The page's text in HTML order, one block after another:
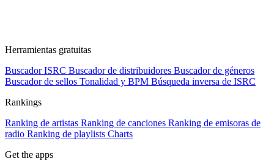
Herramientas gratuitas
Buscador ISRC Buscador de distribuidores Buscador de géneros
Buscador de sellos Tonalidad y BPM Búsqueda inversa de ISRC
Rankings
Ranking de artistas Ranking de canciones Ranking de emisoras de
radio Ranking de playlists Charts
Get the apps